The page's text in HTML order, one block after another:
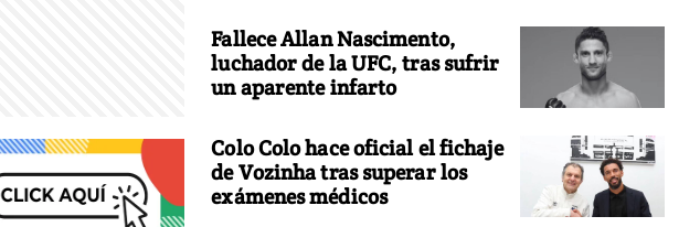
Fallece Allan Nascimento,
luchador de la UFC, tras sufrir
un aparente infarto
Colo Colo hace oficial el fichaje
de Vozinha tras superar los
exámenes médicos